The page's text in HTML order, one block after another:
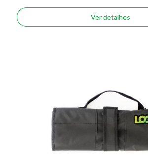
Ver detalhes